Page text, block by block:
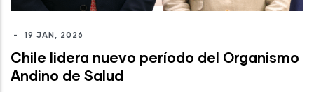
- 19 JAN, 2026
Chile lidera nuevo período del Organismo
Andino de Salud